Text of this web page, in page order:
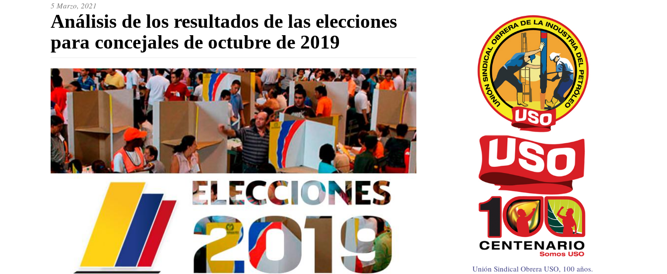
5 Marzo, 2021
Análisis de los resultados de las elecciones
para concejales de octubre de 2019
Unión Sindical Obrera USO, 100 años.